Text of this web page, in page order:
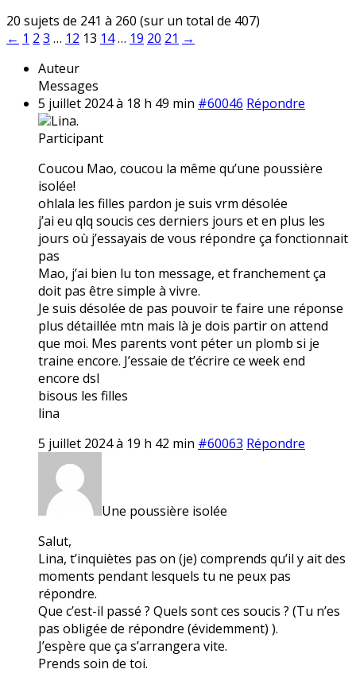
20 sujets de 241 à 260 (sur un total de 407)
← 1 2 3 … 12 13 14… 19 20 21 →
Auteur
Messages
5 juillet 2024 à 18 h 49 min #60046 Répondre
Lina.
Participant
Coucou Mao, coucou la même qu’une poussière
isolée!
ohlala les filles pardon je suis vrm désolée
j’ai eu qlq soucis ces derniers jours et en plus les
jours où j’essayais de vous répondre ça fonctionnait
pas
Mao, j’ai bien lu ton message, et franchement ça
doit pas être simple à vivre.
Je suis désolée de pas pouvoir te faire une réponse
plus détaillée mtn mais là je dois partir on attend
que moi. Mes parents vont péter un plomb si je
traine encore. J’essaie de t’écrire ce week end
encore dsl
bisous les filles
lina
5 juillet 2024 à 19 h 42 min #60063 Répondre
Une poussière isolée
Salut,
Lina, t’inquiètes pas on (je) comprends qu’il y ait des
moments pendant lesquels tu ne peux pas
répondre.
Que c’est-il passé ? Quels sont ces soucis ? (Tu n’es
pas obligée de répondre (évidemment) ).
J’espère que ça s’arrangera vite.
Prends soin de toi.